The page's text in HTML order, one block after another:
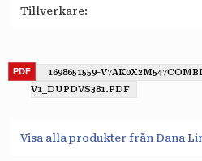
Tillverkare
1698651559-
V1_DUPDVS381.PDF
Visa alla produkter från Dana